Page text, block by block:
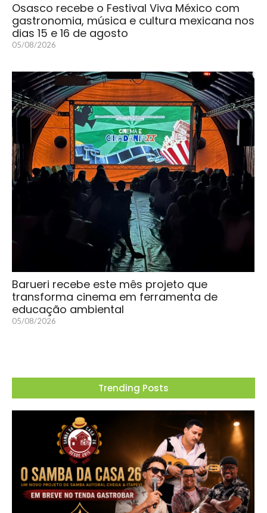
Osasco recebe o Festival Viva México com
gastronomia, música e cultura mexicana nos
dias 15 e 16 de agosto
05/08/2026
Barueri recebe este mês projeto que
transforma cinema em ferramenta de
educação ambiental
05/08/2026
Trending Posts